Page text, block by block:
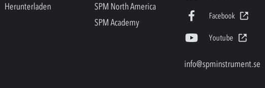
Herunterladen
SPM North America
SPM Academy
Facebook
Youtube
info@spminstrument.se